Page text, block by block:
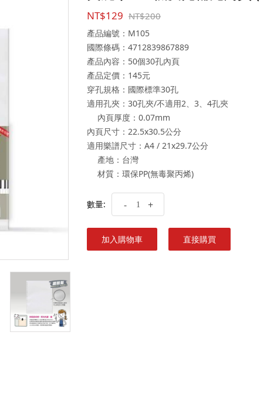
NT$129 NT$200
產品編號：M105
國際條碼：4712839867889
產品內容：50個30孔內頁
產品定價：145元
穿孔規格：國際標準30孔
適用孔夾：30孔夾/不適用2、3、4孔夾
內頁厚度：0.07mm
內頁尺寸：22.5x30.5公分
適用樂譜尺寸：A4 / 21x29.7公分
產地：台灣
材質：環保PP(無毒聚丙烯)
數量: - +
加入購物車 直接購買